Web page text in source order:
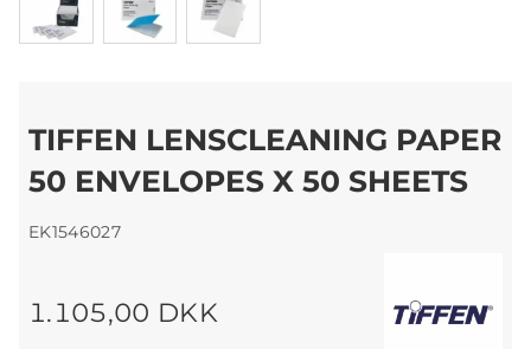
TIFFEN LENSCLEANING PAPER
50 ENVELOPES X 50 SHEETS
EK1546027
1.105,00 DKK